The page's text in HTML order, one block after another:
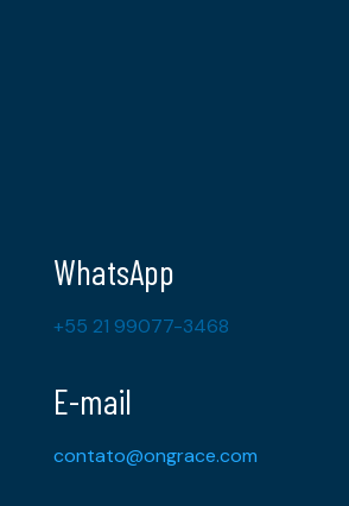
WhatsApp
+55 21 99077-3468
E-mail
contato@ongrace.com